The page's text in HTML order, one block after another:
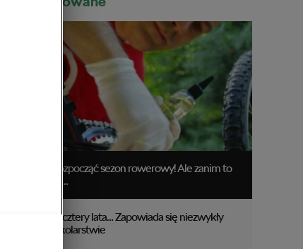
Czas rozpocząć sezon rowerowy! Ale zanim to
zrobisz…
Raz na cztery lata… Zapowiada się niezwykły
rok w kolarstwie